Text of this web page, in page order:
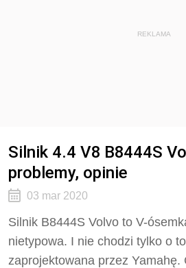
REKLAMA
Silnik 4.4 V8 B8444S
problemy, opinie
03 mar 2020
Silnik B8444S Volvo to V-
nietypowa. I nie chodzi tylko o
zaprojektowana przez Yamahę.